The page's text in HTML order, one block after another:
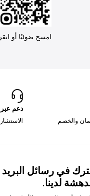
امسح ضوئيًا أو
والخصم
دعم عبر
في رسائل البريد
لدينا.